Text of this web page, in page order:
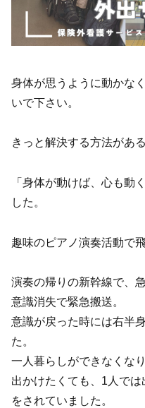
身体が思うように動かな
いで下さい。
きっと解決する方法があ
「身体が動けば、心も動
した。
趣味のピアノ演奏活動で
演奏の帰りの新幹線で、
意識消失で緊急搬送。
意識が戻った時には右半
た。
一人暮らしができなくな
出かけたくても、1人で
をされていました。